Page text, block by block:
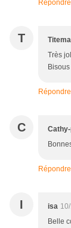
Répondre
T
Très
Bisous
Répondre
C
Répondre
I isa
Belle